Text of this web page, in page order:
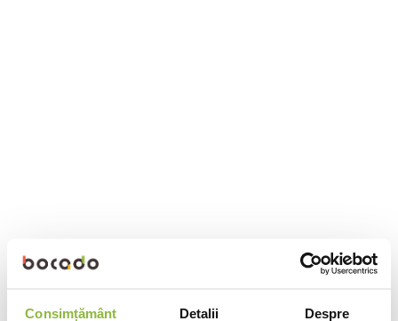
Consimțământ Detalii Despre